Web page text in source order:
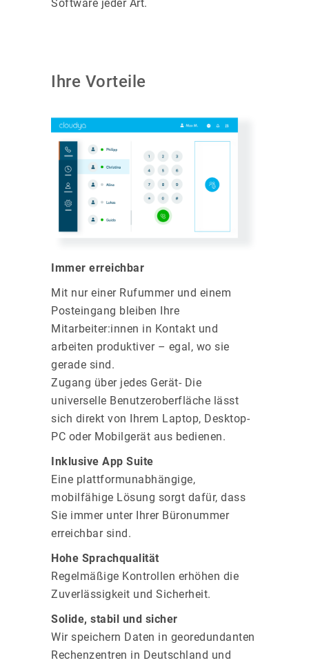
Software jeder Art.
Ihre Vorteile
Immer erreichbar
Mit nur einer Rufummer und einem
Posteingang bleiben Ihre
Mitarbeiter:innen in Kontakt und
arbeiten produktiver – egal, wo sie
gerade sind.
Zugang über jedes Gerät- Die
universelle Benutzeroberfläche lässt
sich direkt von Ihrem Laptop, Desktop-
PC oder Mobilgerät aus bedienen.
Inklusive App Suite
Eine plattformunabhängige,
mobilfähige Lösung sorgt dafür, dass
Sie immer unter Ihrer Büronummer
erreichbar sind.
Hohe Sprachqualität
Regelmäßige Kontrollen erhöhen die
Zuverlässigkeit und Sicherheit.
Solide, stabil und sicher
Wir speichern Daten in georedundanten
Rechenzentren in Deutschland und